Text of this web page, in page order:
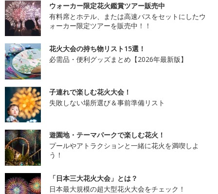
ウォーカー限定花火鑑賞ツアー販売中
有料席とホテル、または高速バスをセットにしたウ
ォーカー限定ツアーを販売中！！
花火大会の持ち物リスト15選！
必需品・便利グッズまとめ【2026年最新版】
子連れで楽しむ花火大会！
失敗しない場所選び＆事前準備リスト
遊園地・テーマパークで楽しむ花火！
プールやアトラクションと一緒に花火を満喫しよ
う！
「日本三大花火大会」とは？
日本最大規模の超大型花火大会をチェック！